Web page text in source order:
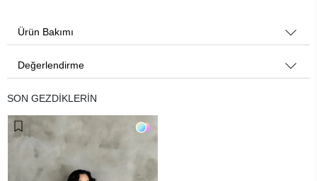
Ürün Bakımı
Değerlendirme
SON GEZDİKLERİN